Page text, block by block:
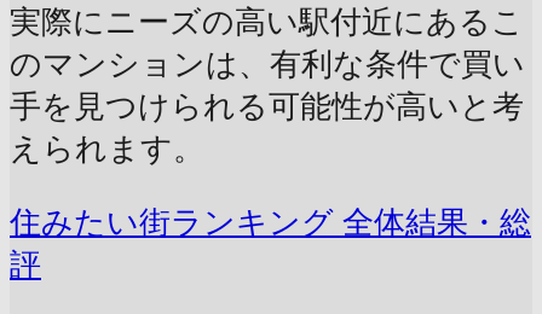
実際にニーズの高い駅付近にあるこ
のマンションは、有利な条件で買い
手を見つけられる可能性が高いと考
えられます。
住みたい街ランキング 全体結果・総
評